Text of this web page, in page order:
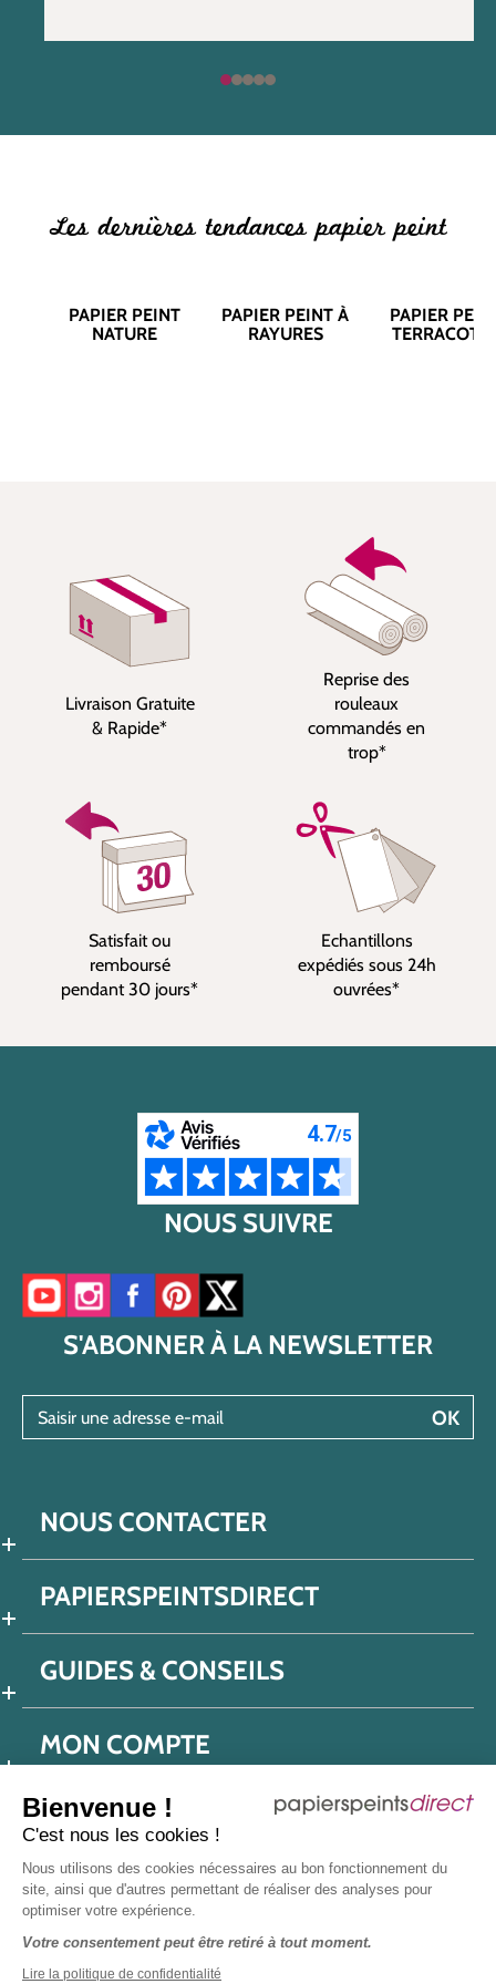
Bienvenue !
C'est nous les cookies !
Nous utilisons des cookies nécessaires au bon fonctionnement du
site, ainsi que d'autres permettant de réaliser des analyses pour
optimiser votre expérience.
Votre consentement peut être retiré à tout moment.
Lire la politique de confidentialité
Les dernières tendances papier peint
PAPIER PEINT
NATURE
PAPIER PEINT À
RAYURES
PAPIER
Livraison Gratuite
& Rapide*
Reprise des
rouleaux
commandés en
trop*
Satisfait ou
remboursé
pendant 30 jours*
Echantillons
expédiés sous 24h
ouvrées*
NOUS SUIVRE
Accéder à notre chaîne YouTube
Accéder à notre compte Instagram
Accéder à notre page Facebook
Accéder à notre compte Pinterest
Accéder à notre compte Twitter/X
S'ABONNER À LA NEWSLETTER
OK
NOUS CONTACTER
PAPIERSPEINTSDIRECT
GUIDES & CONSEILS
MON COMPTE
Politique de confidentialité
Mentions légales
Protection données réseaux sociaux
Déclaration d'accessibilité